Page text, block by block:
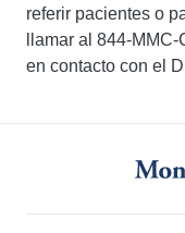
referir pacientes o
llamar al 844-
en contacto con el